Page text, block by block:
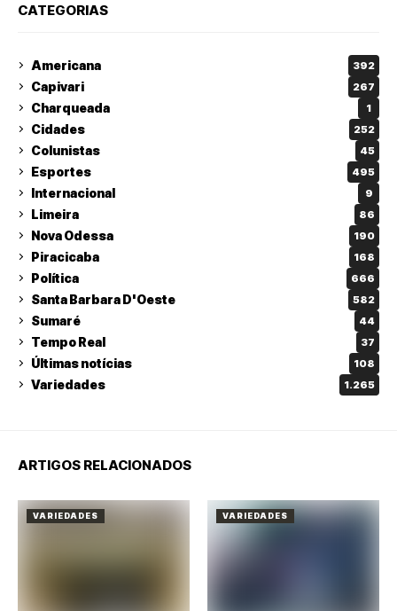
CATEGORIAS
Americana 392
Capivari 267
Charqueada 1
Cidades 252
Colunistas 45
Esportes 495
Internacional 9
Limeira 86
Nova Odessa 190
Piracicaba 168
Política 666
Santa Barbara D'Oeste 582
Sumaré 44
Tempo Real 37
Últimas notícias 108
Variedades 1.265
ARTIGOS RELACIONADOS
VARIEDADES VARIEDADES